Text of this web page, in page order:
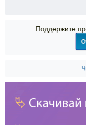
Поддержите